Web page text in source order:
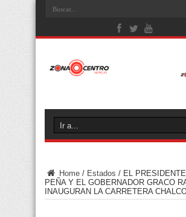
Home / Estados / EL
PEÑA Y EL GOBERNADOR GRACO
INAUGURAN LA CARRETERA